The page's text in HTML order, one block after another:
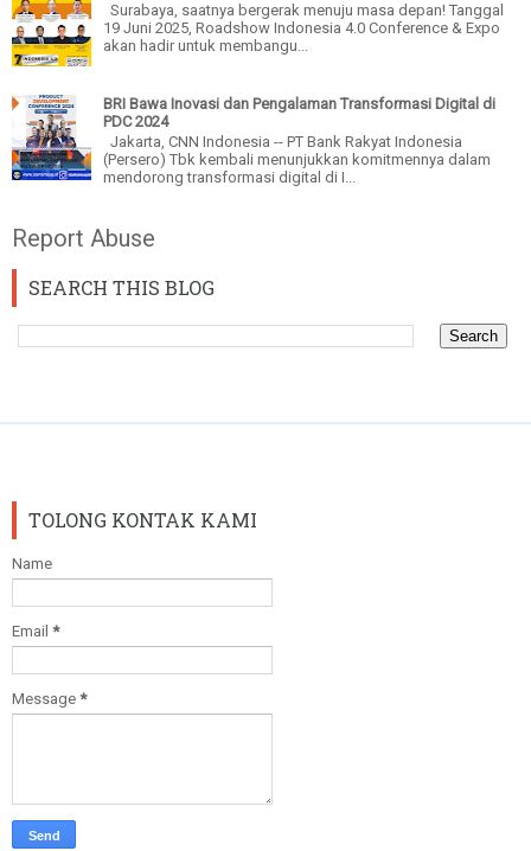
Surabaya, saatnya bergerak menuju masa depan! Tanggal
19 Juni 2025, Roadshow Indonesia 4.0 Conference & Expo
akan hadir untuk membangu...
BRI Bawa Inovasi dan Pengalaman Transformasi Digital di
PDC 2024
Jakarta, CNN Indonesia -- PT Bank Rakyat Indonesia
(Persero) Tbk kembali menunjukkan komitmennya dalam
mendorong transformasi digital di I...
Report Abuse
SEARCH THIS BLOG
TOLONG KONTAK KAMI
Name
Email *
Message *